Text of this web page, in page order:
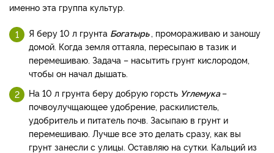
именно эта группа культур.
Я беру 10 л грунта Богатырь , промораживаю и заношу
домой. Когда земля оттаяла, пересыпаю в тазик и
перемешиваю. Задача – насытить грунт кислородом,
чтобы он начал дышать.
На 10 л грунта беру добрую горсть Углемука–
почвоулучщающее удобрение, раскилистель,
удобритель и питатель почв. Засыпаю в грунт и
перемешиваю. Лучше все это делать сразу, как вы
грунт занесли с улицы. Оставляю на сутки. Кальций из